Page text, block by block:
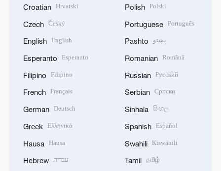
Croatian Hrvatski
Czech Český
English English
Esperanto Esperanto
Filipino Filipino
French Français
German Deutsch
Greek Ελληνικά
Hausa Hausa
Hebrew עברית
Polish Polski
Portuguese Português
Pashto پښتو
Romanian Română
Russian Русский
Serbian Српски
Sinhala සිංහල
Spanish Español
Swahili Kiswahili
Tamil தமிழ்